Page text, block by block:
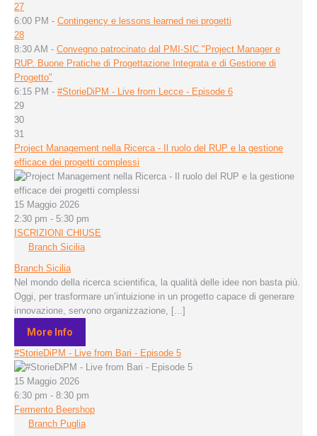
27
6:00 PM - Contingency e lessons learned nei progetti
28
8:30 AM - Convegno patrocinato dal PMI-SIC "Project Manager e
RUP. Buone Pratiche di Progettazione Integrata e di Gestione di
Progetto"
6:15 PM - #StorieDiPM - Live from Lecce - Episode 6
29
30
31
Project Management nella Ricerca - Il ruolo del RUP e la gestione
efficace dei progetti complessi
15 Maggio 2026
2:30 pm - 5:30 pm
ISCRIZIONI CHIUSE
Branch Sicilia
Branch Sicilia
Nel mondo della ricerca scientifica, la qualità delle idee non basta più.
Oggi, per trasformare un’intuizione in un progetto capace di generare
innovazione, servono organizzazione, [...]
More Info
#StorieDiPM - Live from Bari - Episode 5
15 Maggio 2026
6:30 pm - 8:30 pm
Fermento Beershop
Branch Puglia